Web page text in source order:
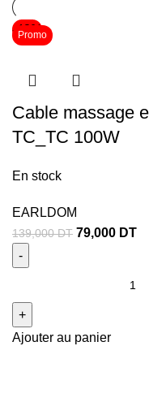
-43%
Promo
Cable massage
TC_TC 100W
En stock
EARLDOM
139,000DT 79,000 DT
Ajouter au panier